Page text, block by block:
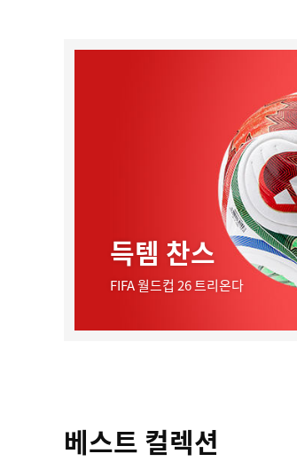
득템 찬스
FIFA 월드컵 26 트리온다
베스트 컬렉션